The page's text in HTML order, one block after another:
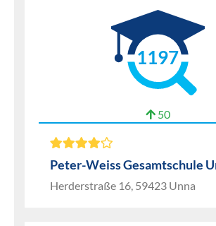
1197
50
Peter-Weiss Gesamtschule
Herderstraße 16, 59423 Unna